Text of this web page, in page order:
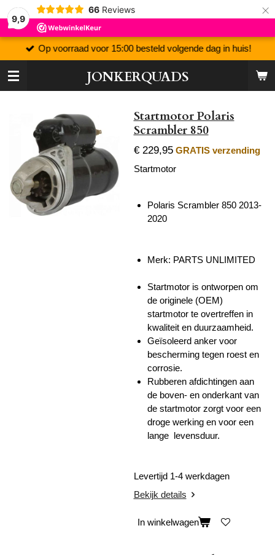
9,9
66 Reviews ×
JONKERQUADS
Op voorraad voor 15:00 besteld volgende dag in huis!
Startmotor Polaris
Scrambler 850
€ 229,95 GRATIS verzending
Startmotor
Polaris Scrambler 850 2013-
2020
Merk: PARTS UNLIMITED
Startmotor is ontworpen om
de originele (OEM)
startmotor te overtreffen in
kwaliteit en duurzaamheid.
Geïsoleerd anker voor
bescherming tegen roest en
corrosie.
Rubberen afdichtingen aan
de boven- en onderkant van
de startmotor zorgt voor een
droge werking en voor een
lange levensduur.
Levertijd 1-4 werkdagen
Bekijk details
In winkelwagen